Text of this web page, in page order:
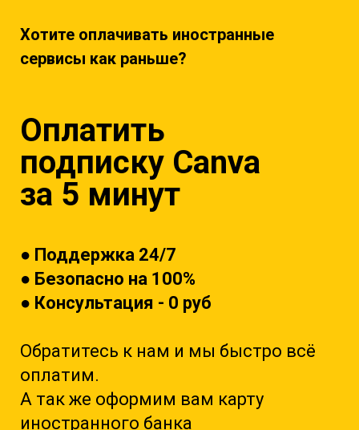
Хотите оплачивать иностранные
сервисы как раньше?
Оплатить
подписку Canva
за 5 минут
● Поддержка 24/7
● Безопасно на 100%
● Консультация - 0 руб
Обратитесь к нам и мы быстро всё
оплатим.
А так же оформим вам карту
иностранного банка